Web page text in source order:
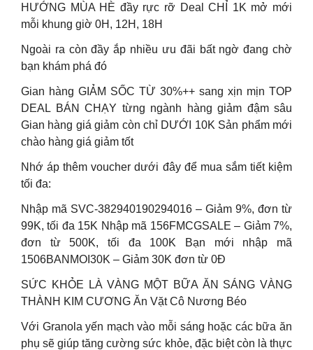
HƯỚNG MÙA HÈ đầy rực rỡ Deal CHỈ 1K mở mới
mỗi khung giờ 0H, 12H, 18H
Ngoài ra còn đầy ắp nhiều ưu đãi bất ngờ đang chờ
bạn khám phá đó
Gian hàng GIẢM SỐC TỪ 30%++ sang xịn mịn TOP
DEAL BÁN CHẠY từng ngành hàng giảm đậm sâu
Gian hàng giá giảm còn chỉ DƯỚI 10K Sản phẩm mới
chào hàng giá giảm tốt
Nhớ áp thêm voucher dưới đây để mua sắm tiết kiệm
tối đa:
Nhập mã SVC-382940190294016 – Giảm 9%, đơn từ
99K, tối đa 15K Nhập mã 156FMCGSALE – Giảm 7%,
đơn từ 500K, tối đa 100K Bạn mới nhập mã
1506BANMOI30K – Giảm 30K đơn từ 0Đ
SỨC KHỎE LÀ VÀNG MỘT BỮA ĂN SÁNG VÀNG
THÀNH KIM CƯƠNG Ăn Vặt Cô Nương Béo
Với Granola yến mạch vào mỗi sáng hoặc các bữa ăn
phụ sẽ giúp tăng cường sức khỏe, đặc biệt còn là thực